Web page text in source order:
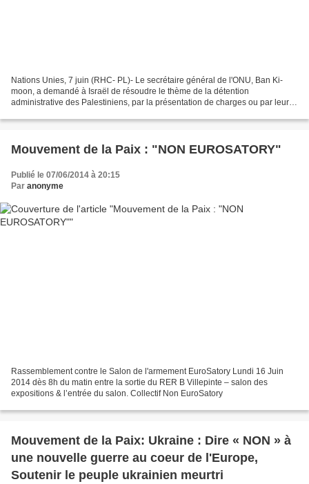
Nations Unies, 7 juin (RHC- PL)- Le secrétaire général de l'ONU, Ban Ki-
moon, a demandé à Israël de résoudre le thème de la détention
administrative des Palestiniens, par la présentation de charges ou par leur
Mouvement de la Paix : "NON EUROSATORY"
Publié le 07/06/2014 à 20:15
Par anonyme
Rassemblement contre le Salon de l'armement EuroSatory Lundi 16 Juin
2014 dès 8h du matin entre la sortie du RER B Villepinte – salon des
expositions & l’entrée du salon. Collectif Non EuroSatory
Mouvement de la Paix: Ukraine : Dire « NON » à
une nouvelle guerre au coeur de l'Europe,
Soutenir le peuple ukrainien meurtri